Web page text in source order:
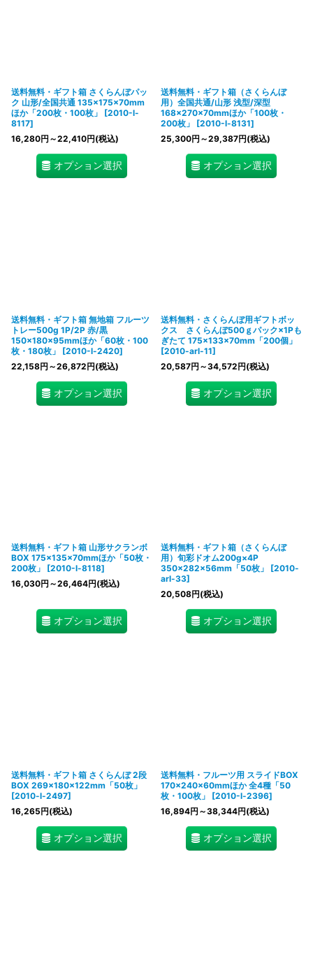
送料無料・ギフト箱 さくらんぼパッ
ク 山形/全国共通 135×175×70mm
ほか「200枚・100枚」
[2010-l-
8117]
16,280円 ～22,410円(税込)
オプション選択
送料無料・ギフト箱（さくらんぼ
用）全国共通/山形 浅型/深型
168×270×70mmほか「100枚・
200枚」
[2010-l-8131]
25,300円 ～29,387円(税込)
オプション選択
送料無料・ギフト箱 無地箱 フルーツ
トレー500g 1P/2P 赤/黒
150×180×95mmほか「60枚・100
枚・180枚」
[2010-l-2420]
22,158円 ～26,872円(税込)
オプション選択
送料無料・さくらんぼ用ギフトボッ
クス さくらんぼ500ｇパック×1Pも
ぎたて 175×133×70mm「200個」
[2010-arl-11]
20,587円 ～34,572円(税込)
オプション選択
送料無料・ギフト箱 山形サクランボ
BOX 175×135×70mmほか「50枚・
200枚」
[2010-l-8118]
16,030円 ～26,464円(税込)
オプション選択
送料無料・ギフト箱（さくらんぼ
用）旬彩ドオム200g×4P
350×282×56mm「50枚」
[2010-
arl-33]
20,508円(税込)
オプション選択
送料無料・ギフト箱 さくらんぼ 2段
BOX 269×180×122mm「50枚」
[2010-l-2497]
16,265円(税込)
オプション選択
送料無料・フルーツ用 スライドBOX
170×240×60mmほか 全4種「50
枚・100枚」
[2010-l-2396]
16,894円 ～38,344円(税込)
オプション選択